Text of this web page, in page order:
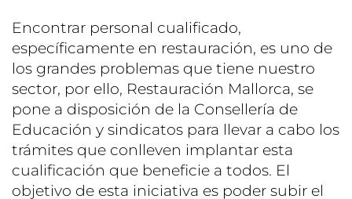
Encontrar personal cualificado,
específicamente en restauración, es uno de
los grandes problemas que tiene nuestro
sector, por ello, Restauración Mallorca, se
pone a disposición de la Consellería de
Educación y sindicatos para llevar a cabo los
trámites que conlleven implantar esta
cualificación que beneficie a todos. El
objetivo de esta iniciativa es poder subir el